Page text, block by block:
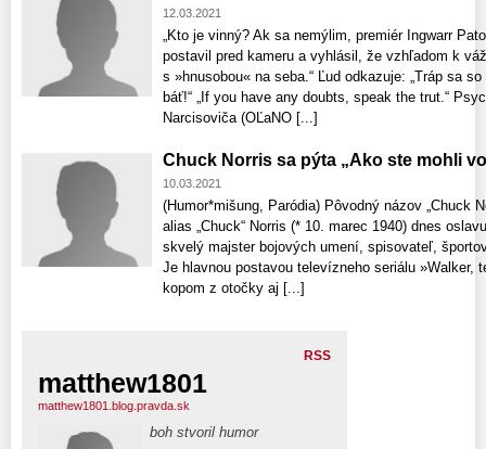
12.03.2021
„Kto je vinný? Ak sa nemýlim, premiér Ingwarr
postavil pred kameru a vyhlásil, že vzhľadom k
s »hnusobou« na seba.“ Ľud odkazuje: „Tráp sa
báť!“ „If you have any doubts, speak the trut.“
Narcisoviča (OĽaNO [...]
Chuck Norris sa pýta „Ako ste mohli
10.03.2021
(Humor*mišung, Paródia) Pôvodný názov „Chuck
alias „Chuck“ Norris (* 10. marec 1940) dnes
skvelý majster bojových umení, spisovateľ,
Je hlavnou postavou televízneho seriálu »Walker,
kopom z otočky aj [...]
RSS
matthew1801
matthew1801.blog.pravda.sk
boh stvoril humor